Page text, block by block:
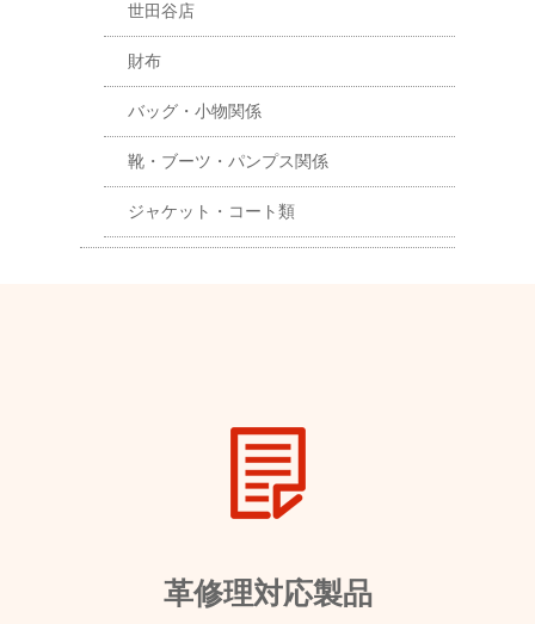
世田谷店
財布
バッグ・小物関係
靴・ブーツ・パンプス関係
ジャケット・コート類
革修理対応製品